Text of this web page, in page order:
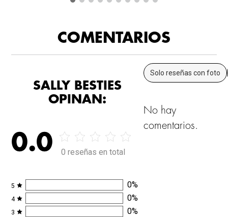
COMENTARIOS
SALLY BESTIES
OPINAN:
0.0 0 reseñas en total
5 0%
4 0%
3 0%
Solo reseñas con foto
No hay
comentarios.